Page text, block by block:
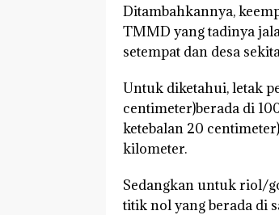
Ditambahkannya,
TMMD yang tadinya
setempat dan desa
Untuk diketahui, letak
centimeter)berada di
ketebalan 20
kilometer.
Sedangkan untuk riol/
titik nol yang berada di